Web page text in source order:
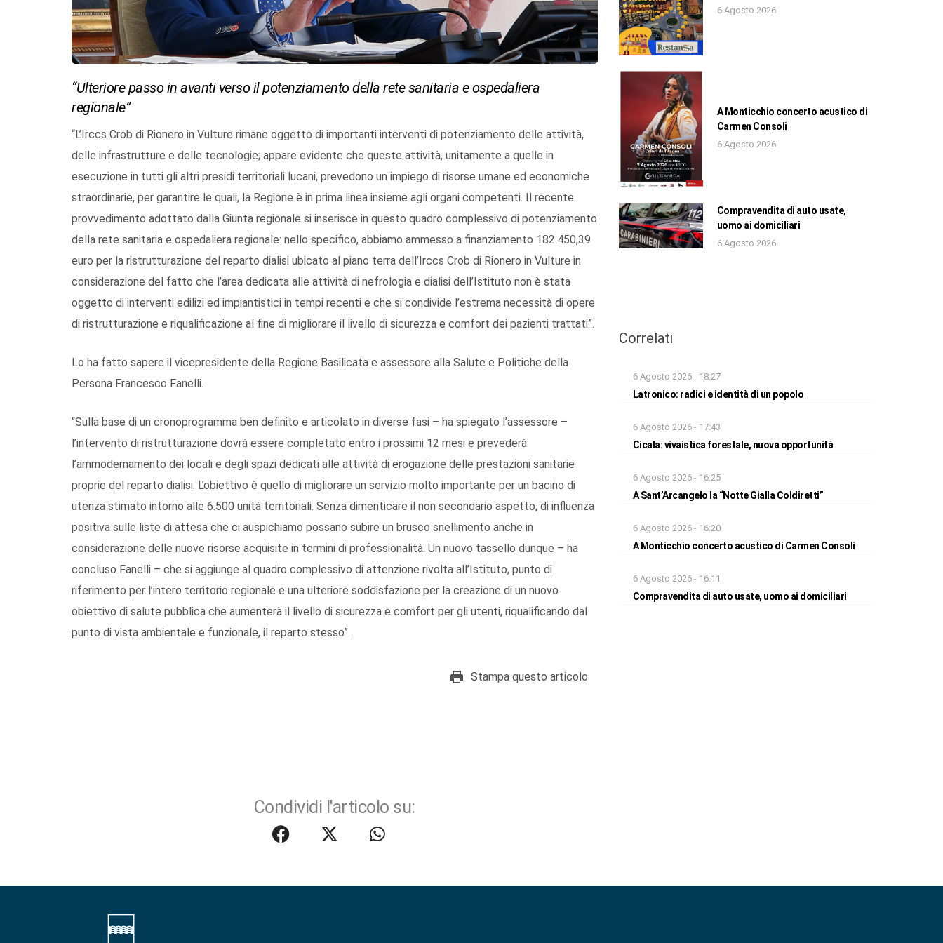
“Ulteriore passo in avanti verso il potenziamento della rete sanitaria e ospedaliera
regionale”
“L’Irccs Crob di Rionero in Vulture rimane oggetto di importanti interventi di potenziamento delle attività,
delle infrastrutture e delle tecnologie; appare evidente che queste attività, unitamente a quelle in
esecuzione in tutti gli altri presidi territoriali lucani, prevedono un impiego di risorse umane ed economiche
straordinarie, per garantire le quali, la Regione è in prima linea insieme agli organi competenti. Il recente
provvedimento adottato dalla Giunta regionale si inserisce in questo quadro complessivo di potenziamento
della rete sanitaria e ospedaliera regionale: nello specifico, abbiamo ammesso a finanziamento 182.450,39
euro per la ristrutturazione del reparto dialisi ubicato al piano terra dell’Irccs Crob di Rionero in Vulture in
considerazione del fatto che l’area dedicata alle attività di nefrologia e dialisi dell’Istituto non è stata
oggetto di interventi edilizi ed impiantistici in tempi recenti e che si condivide l’estrema necessità di opere
di ristrutturazione e riqualificazione al fine di migliorare il livello di sicurezza e comfort dei pazienti trattati”.
Lo ha fatto sapere il vicepresidente della Regione Basilicata e assessore alla Salute e Politiche della
Persona Francesco Fanelli.
“Sulla base di un cronoprogramma ben definito e articolato in diverse fasi – ha spiegato l’assessore –
l’intervento di ristrutturazione dovrà essere completato entro i prossimi 12 mesi e prevederà
l’ammodernamento dei locali e degli spazi dedicati alle attività di erogazione delle prestazioni sanitarie
proprie del reparto dialisi. L’obiettivo è quello di migliorare un servizio molto importante per un bacino di
utenza stimato intorno alle 6.500 unità territoriali. Senza dimenticare il non secondario aspetto, di influenza
positiva sulle liste di attesa che ci auspichiamo possano subire un brusco snellimento anche in
considerazione delle nuove risorse acquisite in termini di professionalità. Un nuovo tassello dunque – ha
concluso Fanelli – che si aggiunge al quadro complessivo di attenzione rivolta all’Istituto, punto di
riferimento per l’intero territorio regionale e una ulteriore soddisfazione per la creazione di un nuovo
obiettivo di salute pubblica che aumenterà il livello di sicurezza e comfort per gli utenti, riqualificando dal
punto di vista ambientale e funzionale, il reparto stesso”.
Stampa questo articolo
Condividi l'articolo su:
6 Agosto 2026
A Monticchio concerto acustico di
Carmen Consoli
6 Agosto 2026
Compravendita di auto usate,
uomo ai domiciliari
6 Agosto 2026
Correlati
6 Agosto 2026 - 18:27
Latronico: radici e identità di un popolo
6 Agosto 2026 - 17:43
Cicala: vivaistica forestale, nuova opportunità
6 Agosto 2026 - 16:25
A Sant’Arcangelo la “Notte Gialla Coldiretti”
6 Agosto 2026 - 16:20
A Monticchio concerto acustico di Carmen Consoli
6 Agosto 2026 - 16:11
Compravendita di auto usate, uomo ai domiciliari